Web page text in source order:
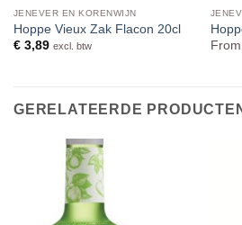
JENEVER EN KORENWIJN
Hoppe Vieux Zak Flacon 20cl
€3,89 excl. btw
From
GERELATEERDE